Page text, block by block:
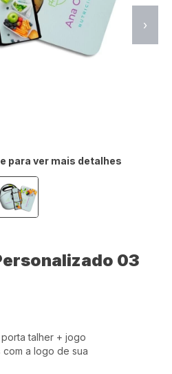
para ver mais detalhes
›
03
talher + jogo
a logo de sua